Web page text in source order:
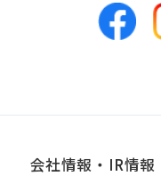
会社情報・IR情報